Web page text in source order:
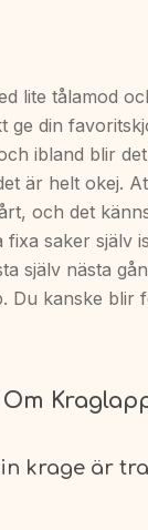
lite tålamod
ge din
ibland blir
är helt okej.
och det
fixa saker själv
själv nästa
Du kanske blir
krage är